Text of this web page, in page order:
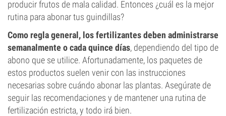
producir frutos de mala calidad. Entonces ¿cuál es la mejor
rutina para abonar tus guindillas?
Como regla general, los fertilizantes deben administrarse
semanalmente o cada quince días, dependiendo del tipo de
abono que se utilice. Afortunadamente, los paquetes de
estos productos suelen venir con las instrucciones
necesarias sobre cuándo abonar las plantas. Asegúrate de
seguir las recomendaciones y de mantener una rutina de
fertilización estricta, y todo irá bien.